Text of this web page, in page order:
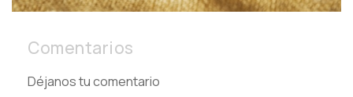
Comentarios
Déjanos tu comentario